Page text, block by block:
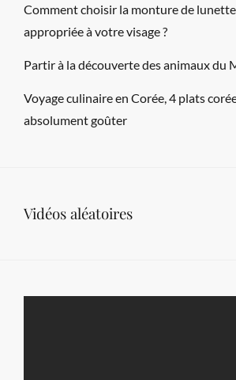
Comment choisir la monture de
appropriée à votre visage ?
Partir à la découverte des animaux du
Voyage culinaire en Corée, 4 plats
absolument goûter
Vidéos aléatoires